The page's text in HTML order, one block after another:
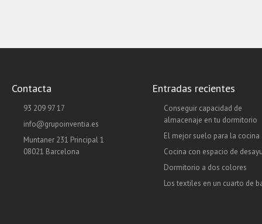
Contacta
93 209 97 17
info@grupoinventia.es
Muntaner 231 Principal 1
08021 Barcelona
Entradas recientes
Conseguir capacidad de
almacenaje en tu dormitorio
El mejor suelo para la cocina
Cocina con espacio de
Dormitorio a dos colores
Los textiles en un cuarto de